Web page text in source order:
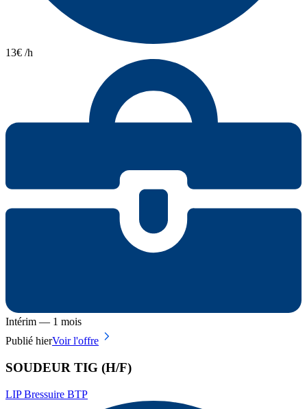
13€ /h
Intérim — 1 mois
Publié hierVoir l'offre
SOUDEUR TIG (H/F)
LIP Bressuire BTP